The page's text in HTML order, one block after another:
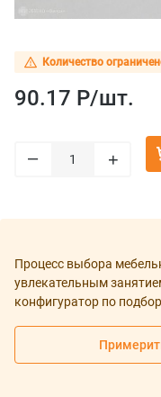
Количество
90.17 Р/шт.
– +
Процесс выбора
увлекательным
конфигуратор по